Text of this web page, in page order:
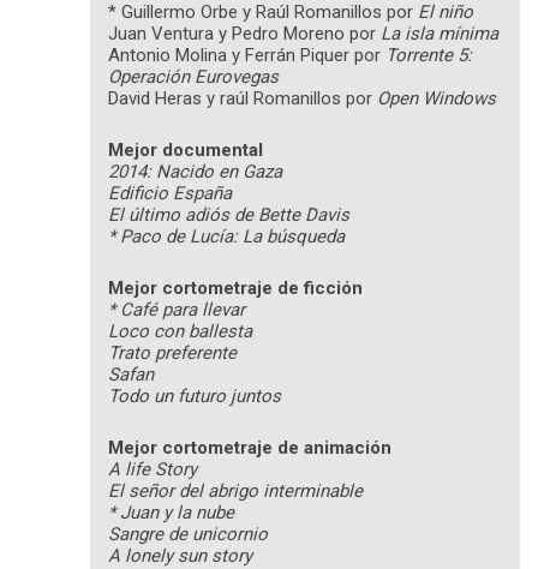
* Guillermo Orbe y Raúl Romanillos por El niño
Juan Ventura y Pedro Moreno por La isla mínima
Antonio Molina y Ferrán Piquer por Torrente 5:
Operación Eurovegas
David Heras y raúl Romanillos por Open Windows
Mejor documental
2014: Nacido en Gaza
Edificio España
El último adiós de Bette Davis
* Paco de Lucía: La búsqueda
Mejor cortometraje de ficción
* Café para llevar
Loco con ballesta
Trato preferente
Safan
Todo un futuro juntos
Mejor cortometraje de animación
A life Story
El señor del abrigo interminable
* Juan y la nube
Sangre de unicornio
A lonely sun story